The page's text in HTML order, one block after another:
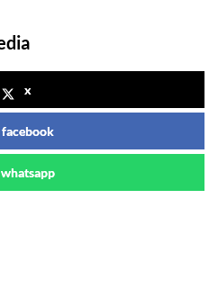
x
facebook
whatsapp